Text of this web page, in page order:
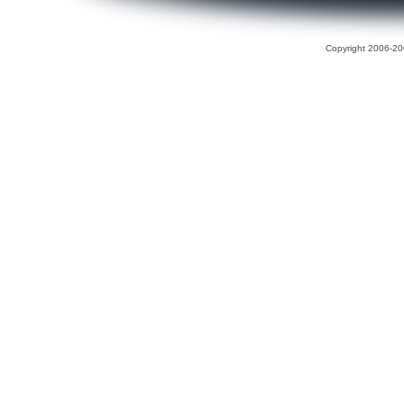
Copyright 2006-